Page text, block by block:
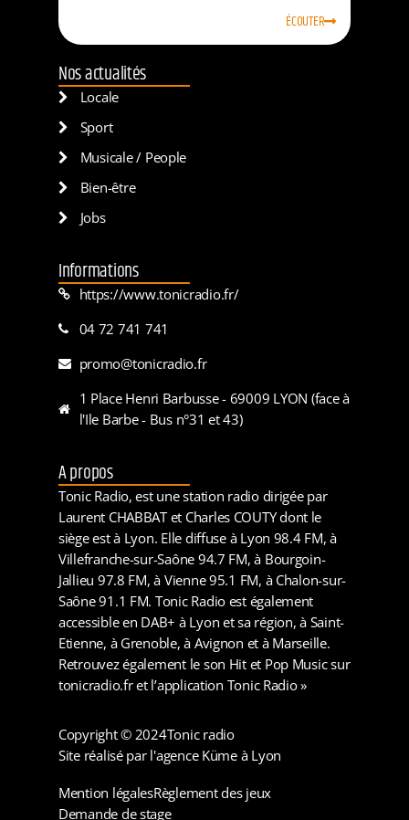
ÉCOUTER
Nos actualités
Locale
Sport
Musicale / People
Bien-être
Jobs
Informations
https://www.tonicradio.fr/
04 72 741 741
promo@tonicradio.fr
1 Place Henri Barbusse - 69009 LYON (face à
l'Ile Barbe - Bus n°31 et 43)
A propos
Tonic Radio, est une station radio dirigée par
Laurent CHABBAT et Charles COUTY dont le
siège est à Lyon. Elle diffuse à Lyon 98.4 FM, à
Villefranche-sur-Saône 94.7 FM, à Bourgoin-
Jallieu 97.8 FM, à Vienne 95.1 FM, à Chalon-sur-
Saône 91.1 FM. Tonic Radio est également
accessible en DAB+ à Lyon et sa région, à Saint-
Etienne, à Grenoble, à Avignon et à Marseille.
Retrouvez également le son Hit et Pop Music sur
tonicradio.fr et l’application Tonic Radio »
Copyright © 2024Tonic radio
Site réalisé par l'agence Küme à Lyon
Mention légalesRèglement des jeux
Demande de stage